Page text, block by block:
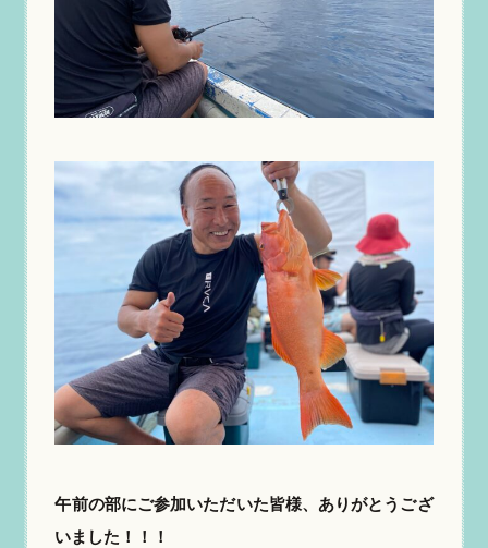
午前の部にご参加いただいた皆様、ありがとうござ
いました！！！